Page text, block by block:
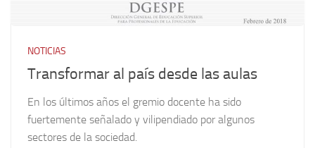
NOTICIAS
Transformar al país desde las aulas
En los últimos años el gremio docente ha sido
fuertemente señalado y vilipendiado por algunos
sectores de la sociedad.